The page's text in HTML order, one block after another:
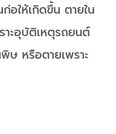
อให้เกิดขึ้น ตายใน
าะอุบัติเหตุรถยนต์
ษ หรือตายเพราะ